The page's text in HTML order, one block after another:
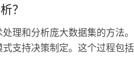
？
理和分析庞大数据集的方法
支持决策制定。这个过程包括